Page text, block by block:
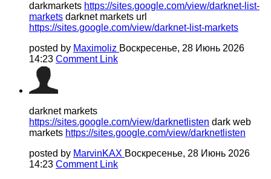
darkmarkets https://sites.google.com/view/darknet-list-
markets darknet markets url
https://sites.google.com/view/darknet-list-markets
posted by Maximoliz Воскресенье, 28 Июнь 2026
14:23 Comment Link
darknet markets
https://sites.google.com/view/darknetlisten dark web
markets https://sites.google.com/view/darknetlisten
posted by MarvinKAX Воскресенье, 28 Июнь 2026
14:23 Comment Link